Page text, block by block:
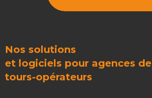
Nos solutions
et logiciels pour agences
tours-opérateurs